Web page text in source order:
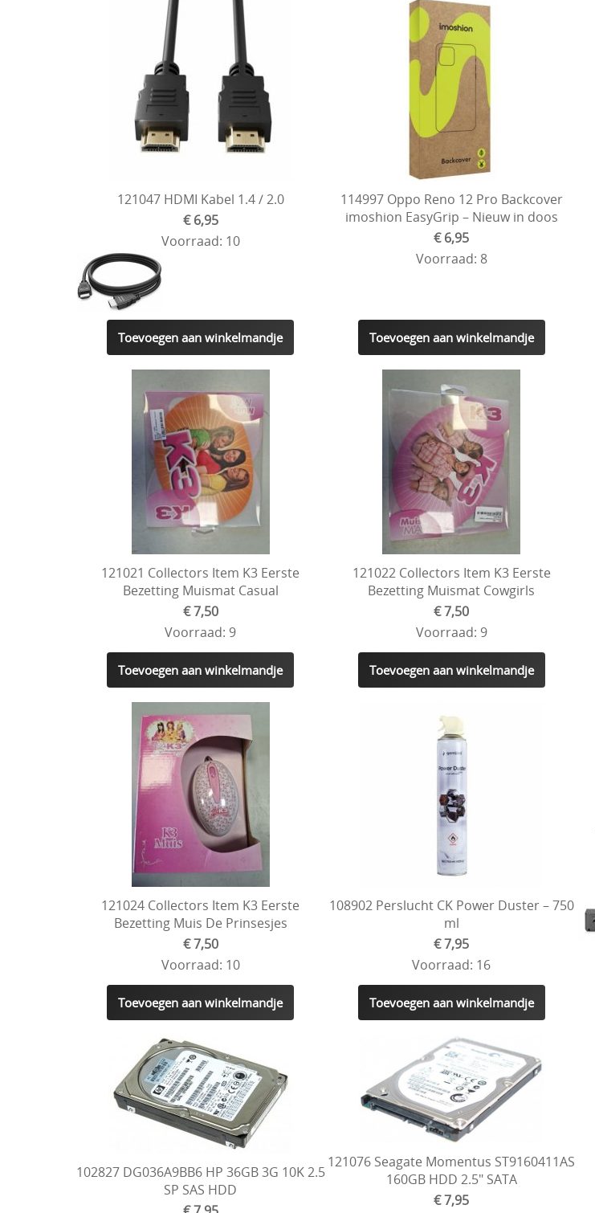
121047 HDMI Kabel 1.4 / 2.0
€ 6,95
Voorraad: 10
Toevoegen aan winkelmandje
114997 Oppo Reno 12 Pro Backcover
imoshion EasyGrip – Nieuw in doos
€ 6,95
Voorraad: 8
Toevoegen aan winkelmandje
121021 Collectors Item K3 Eerste
Bezetting Muismat Casual
€ 7,50
Voorraad: 9
Toevoegen aan winkelmandje
121022 Collectors Item K3 Eerste
Bezetting Muismat Cowgirls
€ 7,50
Voorraad: 9
Toevoegen aan winkelmandje
121024 Collectors Item K3 Eerste
Bezetting Muis De Prinsesjes
€ 7,50
Voorraad: 10
Toevoegen aan winkelmandje
108902 Perslucht CK Power Duster – 750
ml
€ 7,95
Voorraad: 16
Toevoegen aan winkelmandje
102827 DG036A9BB6 HP 36GB 3G 10K 2.5
SP SAS HDD
121076 Seagate Momentus ST9160411AS
160GB HDD 2.5" SATA
€ 7,95